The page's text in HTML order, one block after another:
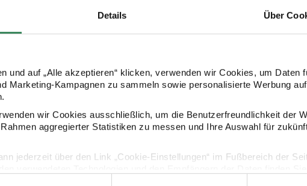
Details Über
und auf „Alle akzeptieren“ klicken, verwenden wir Cookies, um Daten
Marketing-Kampagnen zu sammeln sowie personalisierte Werbung
wir Cookies ausschließlich, um die Benutzerfreundlichkeit der
aggregierter Statistiken zu messen und Ihre Auswahl für
jederzeit über den Link „Cookie-Einstellungen“ im Fußbereich der